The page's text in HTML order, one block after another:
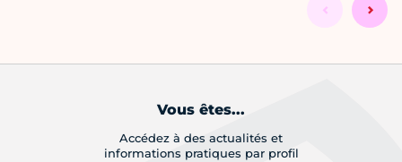
Vous êtes...
Accédez à des actualités et
informations pratiques par profil